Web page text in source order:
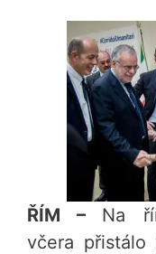
ŘÍM – Na
včera přistálo